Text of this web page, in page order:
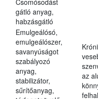
gátló anyag,
habzásgátló
Emulgeálósó,
emulgeálószer,
savanyúságot
szabályozó
anyag,
stabilizátor,
sűrítőanyag,
az